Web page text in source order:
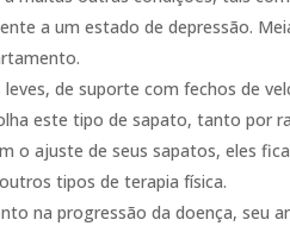
a um estado de depressão.
leves, de suporte com fechos de
este tipo de sapato, tanto por
o ajuste de seus sapatos, eles
tipos de terapia física.
na progressão da doença, seu